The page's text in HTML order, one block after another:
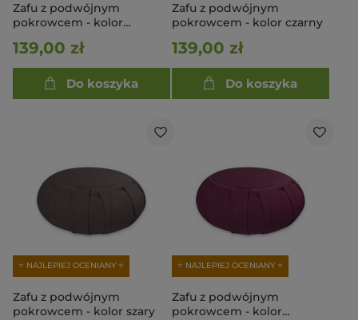
Zafu z podwójnym
pokrowcem - kolor
139,00 zł
Do koszyka
Zafu z podwójnym
pokrowcem - kolor czarny
139,00 zł
Do koszyka
⭐ NAJLEPIEJ OCENIANY ⭐
Zafu z podwójnym
pokrowcem - kolor szary
⭐ NAJLEPIEJ OCENIANY ⭐
Zafu z podwójnym
pokrowcem - kolor